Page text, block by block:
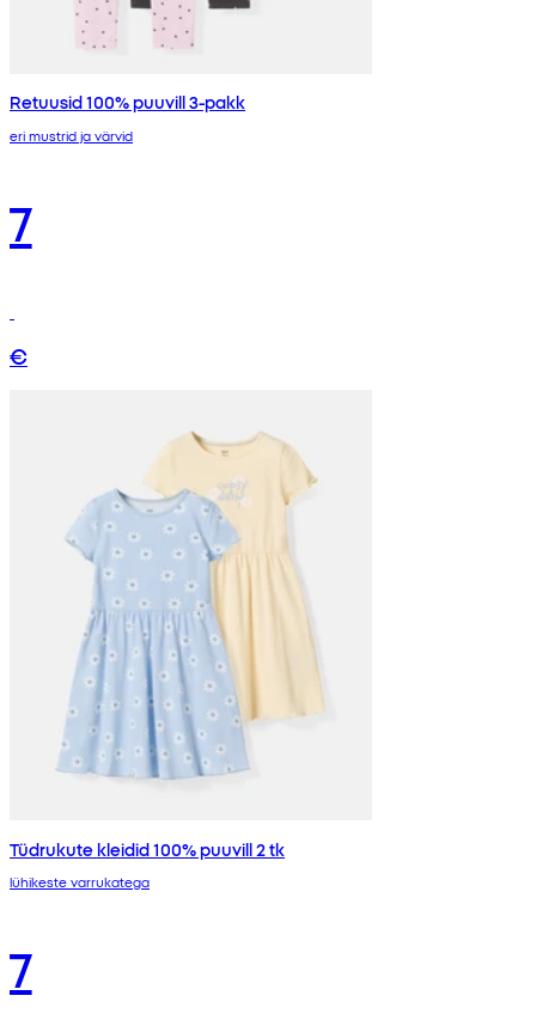
Retuusid 100% puuvill 3-pakk
eri mustrid ja värvid
7
€
Tüdrukute kleidid 100% puuvill 2 tk
lühikeste varrukatega
7